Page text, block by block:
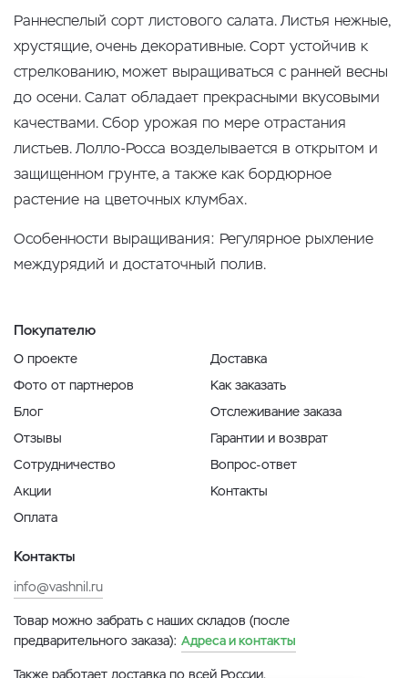
Раннеспелый сорт листового салата. Листья нежные,
хрустящие, очень декоративные. Сорт устойчив к
стрелкованию, может выращиваться с ранней весны
до осени. Салат обладает прекрасными вкусовыми
качествами. Сбор урожая по мере отрастания
листьев. Лолло-Росса возделывается в открытом и
защищенном грунте, а также как бордюрное
растение на цветочных клумбах.
Особенности выращивания: Регулярное рыхление
междурядий и достаточный полив.
Покупателю
О проекте
Фото от партнеров
Блог
Отзывы
Сотрудничество
Акции
Оплата
Доставка
Как заказать
Отслеживание заказа
Гарантии и возврат
Вопрос-ответ
Контакты
Контакты
info@vashnil.ru
Товар можно забрать с наших складов (после
предварительного заказа): Адреса и контакты
Также работает доставка по всей России.